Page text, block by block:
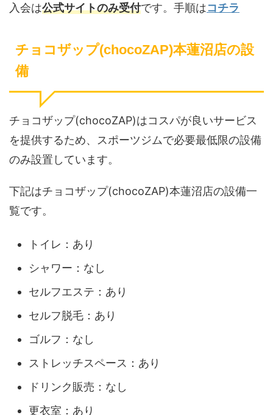
入会は公式サイトのみ受付です。手順はコチラ
チョコザップ(chocoZAP)本蓮沼店の設
備
チョコザップ(chocoZAP)はコスパが良いサービス
を提供するため、スポーツジムで必要最低限の設備
のみ設置しています。
下記はチョコザップ(chocoZAP)本蓮沼店の設備一
覧です。
トイレ：あり
シャワー：なし
セルフエステ：あり
セルフ脱毛：あり
ゴルフ：なし
ストレッチスペース：あり
ドリンク販売：なし
更衣室：あり